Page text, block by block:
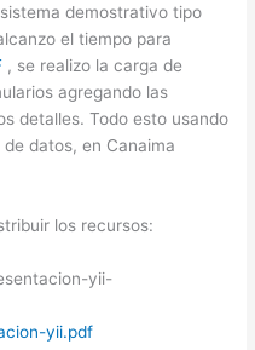
demostrativo tipo
el tiempo para
, se realizo la carga de
agregando las
detalles. Todo esto usando
datos, en Canaima
los recursos:
yii-
yii.pdf